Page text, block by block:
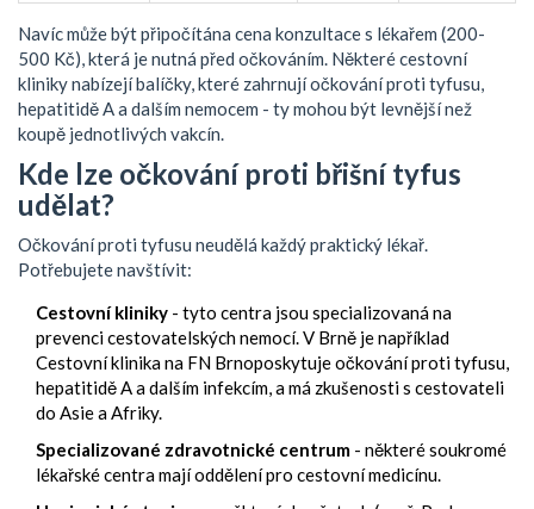
Navíc může být připočítána cena konzultace s lékařem (200-
500 Kč), která je nutná před očkováním. Některé cestovní
kliniky nabízejí balíčky, které zahrnují očkování proti tyfusu,
hepatitidě A a dalším nemocem - ty mohou být levnější než
koupě jednotlivých vakcín.
Kde lze očkování proti břišní tyfus
udělat?
Očkování proti tyfusu neudělá každý praktický lékař.
Potřebujete navštívit:
Cestovní kliniky - tyto centra jsou specializovaná na
prevenci cestovatelských nemocí. V Brně je například
Cestovní klinika na FN Brnoposkytuje očkování proti tyfusu,
hepatitidě A a dalším infekcím, a má zkušenosti s cestovateli
do Asie a Afriky.
Specializované zdravotnické centrum - některé soukromé
lékařské centra mají oddělení pro cestovní medicínu.